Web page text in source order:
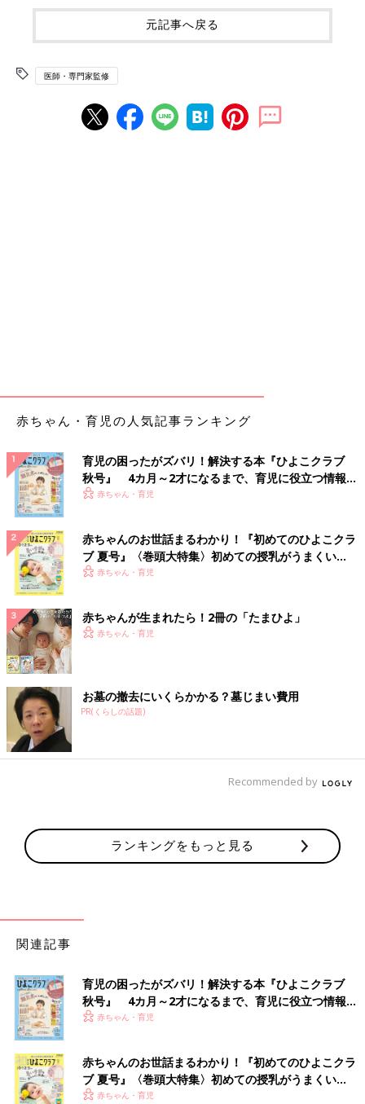
元記事へ戻る
医師・専門家監修
赤ちゃん・育児の人気記事ランキング
育児の困ったがズバリ！解決する本『ひよこクラブ
秋号』 4カ月～2才になるまで、育児に役立つ情報が
いっぱい！
赤ちゃん・育児
赤ちゃんのお世話まるわかり！『初めてのひよこクラ
ブ 夏号』〈巻頭大特集〉初めての授乳がうまくい
く！ おっぱい・ミルクの基本と夏のトラブル 解決テ
赤ちゃん・育児
赤ちゃんが生まれたら！2冊の「たまひよ」
赤ちゃん・育児
お墓の撤去にいくらかかる？墓じまい費用
PR(くらしの話題)
Recommended by
ランキングをもっと見る
関連記事
育児の困ったがズバリ！解決する本『ひよこクラブ
秋号』 4カ月～2才になるまで、育児に役立つ情報が
いっぱい！
赤ちゃん・育児
赤ちゃんのお世話まるわかり！『初めてのひよこクラ
ブ 夏号』〈巻頭大特集〉初めての授乳がうまくい
く！ おっぱい・ミルクの基本と夏のトラブル 解決テ
赤ちゃん・育児